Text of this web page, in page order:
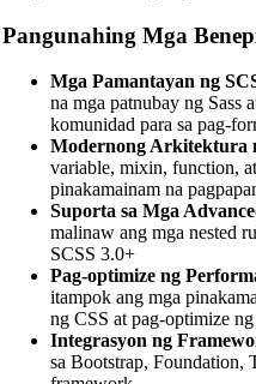
Pangunahing Mga
Mga Pamantayan ng
na mga patnubay ng Sass
komunidad para sa pag-
Modernong Arkitektura
variable, mixin, function,
pinakamainam na
Suporta sa Mga
malinaw ang mga nested
SCSS 3.0+
Pag-optimize ng
itampok ang mga
ng CSS at pag-optimize
Integrasyon ng
sa Bootstrap, Foundation,